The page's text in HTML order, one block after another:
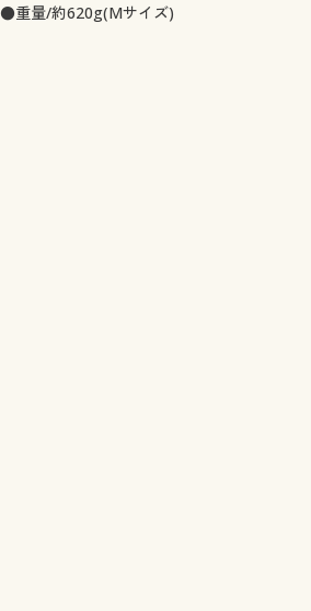
●重量/約620g(Mサイズ)